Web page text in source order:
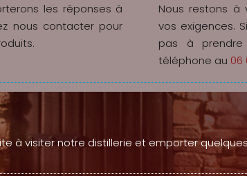
les réponses à
nous contacter pour
Nous restons à
vos exigences.
pas à
téléphone au 06
à visiter notre distillerie et emporter